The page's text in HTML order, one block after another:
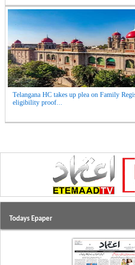
Telangana HC takes up plea on Family
eligibility proof...
Todays Epaper